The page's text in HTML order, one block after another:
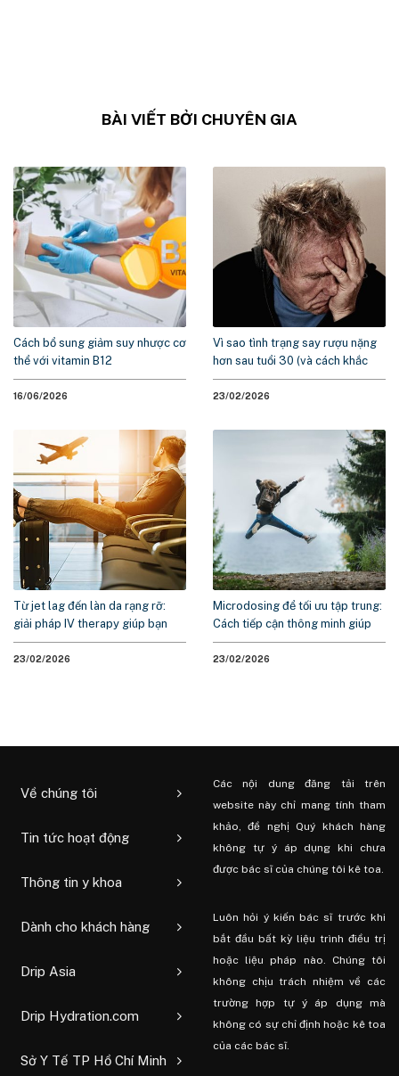
BÀI VIẾT BỞI CHUYÊN GIA
Cách bổ sung giảm suy nhược cơ
thể với vitamin B12
16/06/2026
Vì sao tình trạng say rượu nặng
hơn sau tuổi 30 (và cách khắc
phục)
23/02/2026
Từ jet lag đến làn da rạng rỡ:
giải pháp IV therapy giúp bạn
cảm thấy tốt nhất sau chuyến du
lịch lễ
23/02/2026
Microdosing để tối ưu tập trung:
Cách tiếp cận thông minh giúp
tăng năng lượng và sự minh mẫn
23/02/2026
Về chúng tôi
Tin tức hoạt động
Thông tin y khoa
Dành cho khách hàng
Drip Asia
Drip Hydration.com
Sở Y Tế TP Hồ Chí Minh
Các nội dung đăng tải trên
website này chỉ mang tính tham
khảo, đề nghị Quý khách hàng
không tự ý áp dụng khi chưa
được bác sĩ của chúng tôi kê toa.
Luôn hỏi ý kiến ​​bác sĩ trước khi
bắt đầu bất kỳ liệu trình điều trị
hoặc liệu pháp nào. Chúng tôi
không chịu trách nhiệm về các
trường hợp tự ý áp dụng mà
không có sự chỉ định hoặc kê toa
của các bác sĩ.